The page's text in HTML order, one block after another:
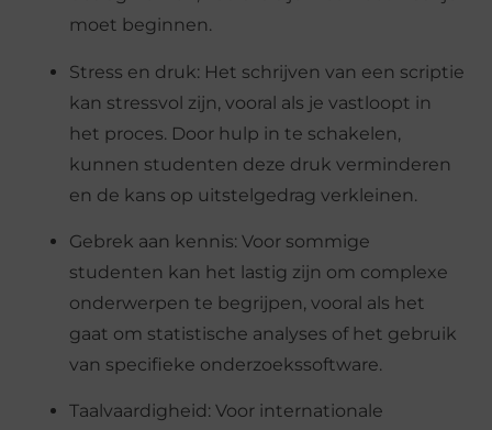
moet beginnen.
Stress en druk: Het schrijven van een scriptie
kan stressvol zijn, vooral als je vastloopt in
het proces. Door hulp in te schakelen,
kunnen studenten deze druk verminderen
en de kans op uitstelgedrag verkleinen.
Gebrek aan kennis: Voor sommige
studenten kan het lastig zijn om complexe
onderwerpen te begrijpen, vooral als het
gaat om statistische analyses of het gebruik
van specifieke onderzoekssoftware.
Taalvaardigheid: Voor internationale